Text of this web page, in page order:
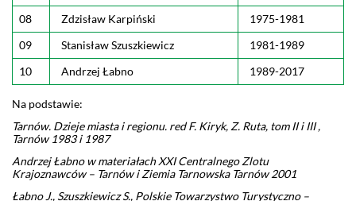
08
Zdzisław Karpiński
1975-1981
09
Stanisław Szuszkiewicz
1981-1989
10
Andrzej Łabno 1989-2017
Na podstawie:
Tarnów. Dzieje miasta i regionu. red F. Kiryk, Z. Ruta, tom II i III ,
Tarnów 1983 i 1987
Andrzej Łabno w materiałach XXI Centralnego Zlotu
Krajoznawców – Tarnów i Ziemia Tarnowska Tarnów 2001
Łabno J., Szuszkiewicz S., Polskie Towarzystwo Turystyczno –